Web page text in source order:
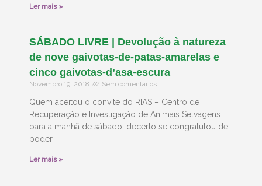
Ler mais »
SÁBADO LIVRE | Devolução à natureza
de nove gaivotas-de-patas-amarelas e
cinco gaivotas-d’asa-escura
Novembro 19, 2018 Sem comentários
Quem aceitou o convite do RIAS – Centro de
Recuperação e Investigação de Animais Selvagens
para a manhã de sábado, decerto se congratulou de
poder
Ler mais »